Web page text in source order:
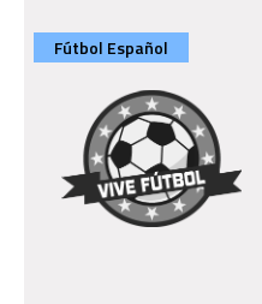
Fútbol Español